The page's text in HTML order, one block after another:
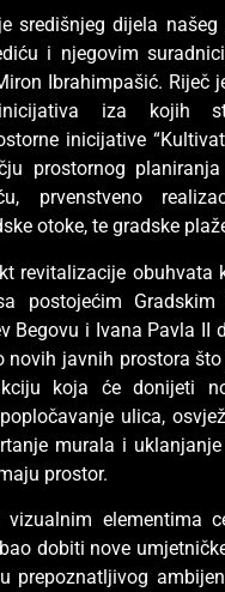
središnjeg dijela
i njegovim
Ibrahimpašić. Riječ
iza kojih
inicijative
prostornog
prvenstveno
otoke, te gradske
revitalizacije obuhvata
postojećim Gradskim
Begovu i Ivana Pavla II
novih javnih prostora
koja će donijeti
ulica,
murala i
prostor.
elementima
dobiti nove
prepoznatljivog